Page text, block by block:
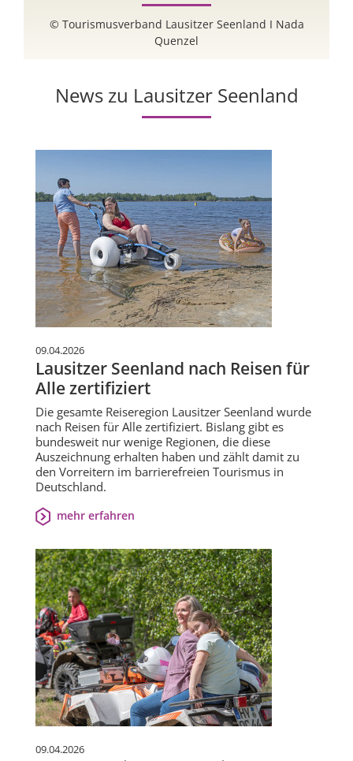
© Tourismusverband Lausitzer Seenland I Nada
Quenzel
News zu Lausitzer Seenland
09.04.2026
Lausitzer Seenland nach Reisen für
Alle zertifiziert
Die gesamte Reiseregion Lausitzer Seenland wurde
nach Reisen für Alle zertifiziert. Bislang gibt es
bundesweit nur wenige Regionen, die diese
Auszeichnung erhalten haben und zählt damit zu
den Vorreitern im barrierefreien Tourismus in
Deutschland.
mehr erfahren
09.04.2026